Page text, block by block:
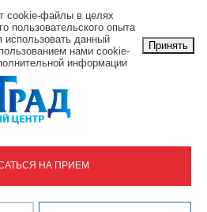
НА ПРИЕМ
cookie-файлы в целях
пользовательского опыта
данный
нами cookie-
информации
Принять